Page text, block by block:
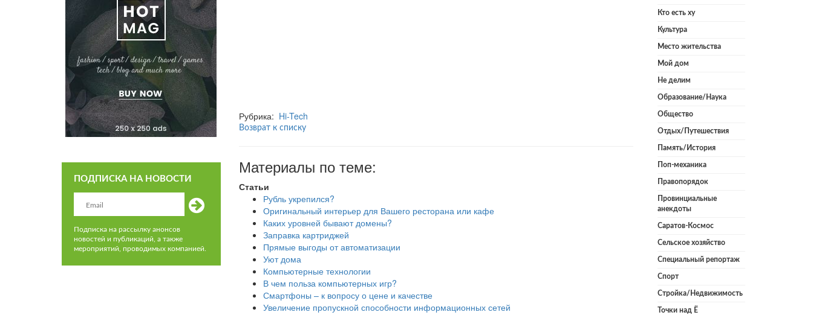
ПОДПИСКА НА НОВОСТИ
Подписка на рассылку анонсов
новостей и публикаций, а также
мероприятий, проводимых компанией.
Рубрика: Hi-Tech
Возврат к списку
Материалы по теме:
Статьи
Рубль укрепился?
Оригинальный интерьер для Вашего ресторана или кафе
Каких уровней бывают домены?
Заправка картриджей
Прямые выгоды от автоматизации
Уют дома
Компьютерные технологии
В чем польза компьютерных игр?
Смартфоны – к вопросу о цене и качестве
Увеличение пропускной способности информационных сетей
Кто есть ху
Культура
Место жительства
Мой дом
Не делим
Образование/Наука
Общество
Отдых/Путешествия
Память/История
Поп-механика
Правопорядок
Провинциальные
анекдоты
Саратов-Космос
Сельское хозяйство
Специальный репортаж
Спорт
Стройка/Недвижимость
Точки над Ё